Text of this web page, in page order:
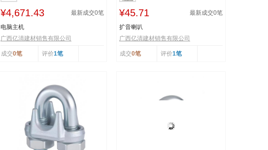
¥4,671.43 最新成交0笔
电脑主机
广西亿清建材销售有限公司
成交0笔 评价1笔
¥45.71 最新成交0笔
扩音喇叭
广西亿清建材销售有限公司
成交0笔 评价1笔